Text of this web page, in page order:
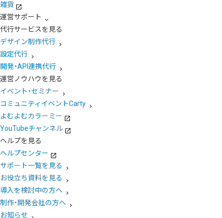
雑貨
運営サポート
代行サービスを見る
デザイン制作代行
設定代行
開発・API連携代行
運営ノウハウを見る
イベント・セミナー
コミュニティイベントCarty
よむよむカラーミー
YouTubeチャンネル
ヘルプを見る
ヘルプセンター
サポート一覧を見る
お役立ち資料を見る
導入を検討中の方へ
制作・開発会社の方へ
お知らせ